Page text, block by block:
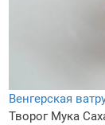
Венгерская
Творог Мука